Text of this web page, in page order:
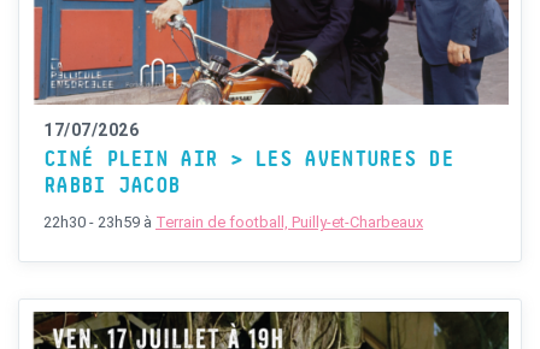
17/07/2026
CINÉ PLEIN AIR > LES AVENTURES DE
RABBI JACOB
22h30 - 23h59 à Terrain de football, Puilly-et-Charbeaux